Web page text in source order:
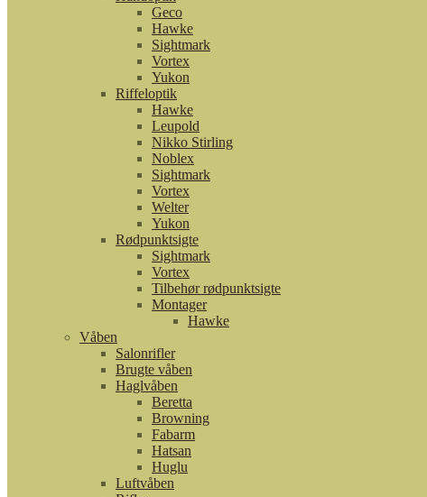
Geco
Hawke
Sightmark
Vortex
Yukon
Riffeloptik
Hawke
Leupold
Nikko Stirling
Noblex
Sightmark
Vortex
Welter
Yukon
Rødpunktsigte
Sightmark
Vortex
Tilbehør rødpunktsigte
Montager
Hawke
Våben
Salonrifler
Brugte våben
Haglvåben
Beretta
Browning
Fabarm
Hatsan
Huglu
Luftvåben